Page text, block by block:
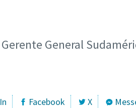
General
Facebook X